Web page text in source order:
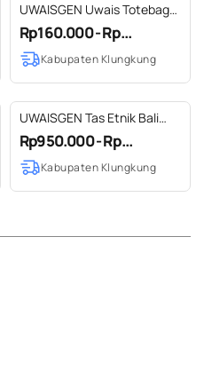
UWAISGEN Uwais Totebag
Goni Endek Etnik Bali
Handmade
Rp160.000 - Rp...
Kabupaten Klungkung
UWAISGEN Tas Etnik Bali
Kulit Endek Kindy Bag Tas
Selempang Pria Wanita
Handmade
Rp950.000 - Rp...
Kabupaten Klungkung